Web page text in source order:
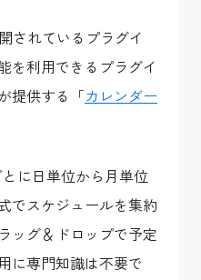
されているプラグイ
を利用できるプラグイ
提供する 「カレンダー
に日単位から月単位
でスケジュールを集約
ッグ＆ドロップで予定
に専門知識は不要で